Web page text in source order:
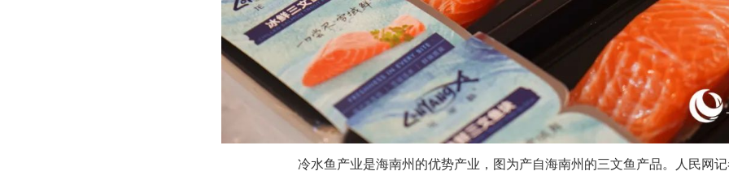
冷水鱼产业是海南州的优势产业，图为产自海南州的三文鱼产品。人民网